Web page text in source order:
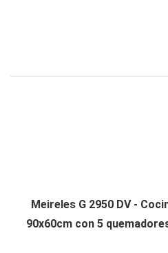
Meireles G 2950 DV -
90x60cm con 5